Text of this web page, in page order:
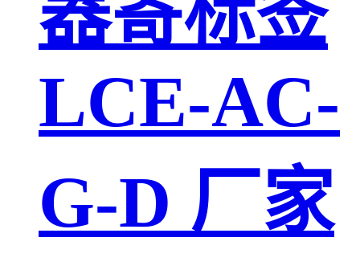
LCE-AC-
G-D 厂家